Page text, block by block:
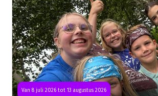
Van 8 juli 2026 tot 13 augustus 2026